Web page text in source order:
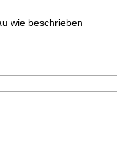
wie beschrieben